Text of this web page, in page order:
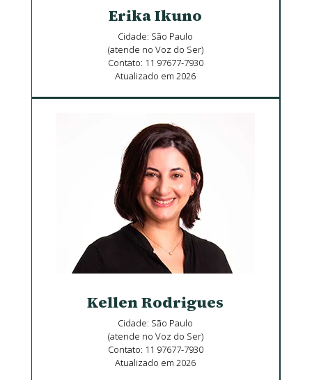
Erika Ikuno
Cidade: São Paulo
(atende no Voz do Ser)
Contato: 11 97677-7930
Atualizado em 2026
Kellen Rodrigues
Cidade: São Paulo
(atende no Voz do Ser)
Contato: 11 97677-7930
Atualizado em 2026